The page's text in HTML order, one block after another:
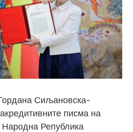
Сиљановска-
писма на
Република